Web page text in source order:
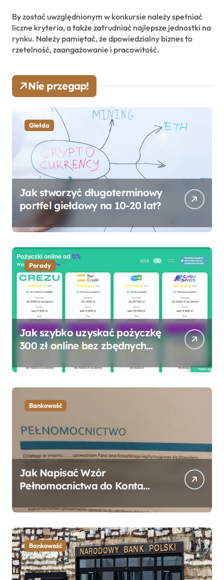
By zostać uwzględnionym w konkursie należy spełniać
liczne kryteria, a także zatrudniać najlepsze jednostki na
rynku. Należy pamiętać, że dpowiedzialny biznes to
rzetelność, zaangażowanie i pracowitość.
Nie przegap!
Giełda
Jak stworzyć długoterminowy
portfel giełdowy na 10-20 lat?
Porady
Jak szybko uzyskać pożyczkę
300 zł online bez zbędnych
Bankowość
Jak Napisać Wzór
Pełnomocnictwa do Konta
Przewodnik
Bankowość